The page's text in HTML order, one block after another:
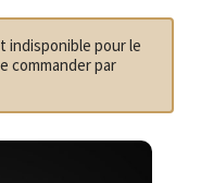
indisponible pour le
commander par